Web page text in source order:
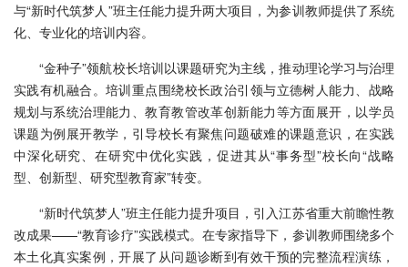
与“新时代筑梦人”班主任能力提升两大项目，为参训教师提供了系统
化、专业化的培训内容。
“金种子”领航校长培训以课题研究为主线，推动理论学习与治理
实践有机融合。培训重点围绕校长政治引领与立德树人能力、战略
规划与系统治理能力、教育教管改革创新能力等方面展开，以学员
课题为例展开教学，引导校长有聚焦问题破难的课题意识，在实践
中深化研究、在研究中优化实践，促进其从“事务型”校长向“战略
型、创新型、研究型教育家”转变。
“新时代筑梦人”班主任能力提升项目，引入江苏省重大前瞻性教
改成果——“教育诊疗”实践模式。在专家指导下，参训教师围绕多个
本土化真实案例，开展了从问题诊断到有效干预的完整流程演练，